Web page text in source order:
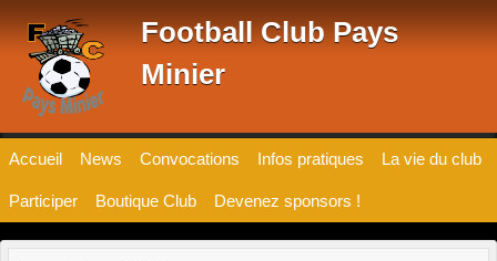
Football Club Pays
Minier
Accueil News Convocations Infos pratiques La vie du club
Participer Boutique Club Devenez sponsors !